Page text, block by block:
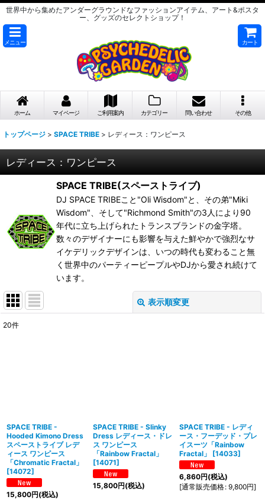
世界中から集めたアンダーグラウンドなファッションアイテム、アート&ポスタ
ー、グッズのセレクトショップ！
メニュー カート
ホーム マイページ ご利用案内 カテゴリー 問い合わせ その他
トップページ > SPACE TRIBE > レディース：ワンピース
レディース：ワンピース
SPACE TRIBE(スペーストライブ)
DJ SPACE TRIBEこと"Oli Wisdom"と、その弟"Miki
Wisdom"、そして"Richmond Smith"の3人により90
年代に立ち上げられたトランスブランドの金字塔。
数々のデザイナーにも影響を与えた鮮やかで強烈なサ
イケデリックデザインは、いつの時代も変わること無
く世界中のパーティーピープルやDJから愛され続けて
います。
表示順変更
20件
SPACE TRIBE -
Hooded Kimono Dress
スペーストライブ レデ
ィース ワンピース
「Chromatic Fractal」
[14072]
15,800円(税込)
SPACE TRIBE - Slinky
Dress レディース・ドレ
ス ワンピース
「Rainbow Fractal」
[14071]
15,800円(税込)
SPACE TRIBE - レディ
ース・フーデッド・プレ
イスーツ「Rainbow
Fractal」
[14033]
6,860円(税込)
[通常販売価格: 9,800円]